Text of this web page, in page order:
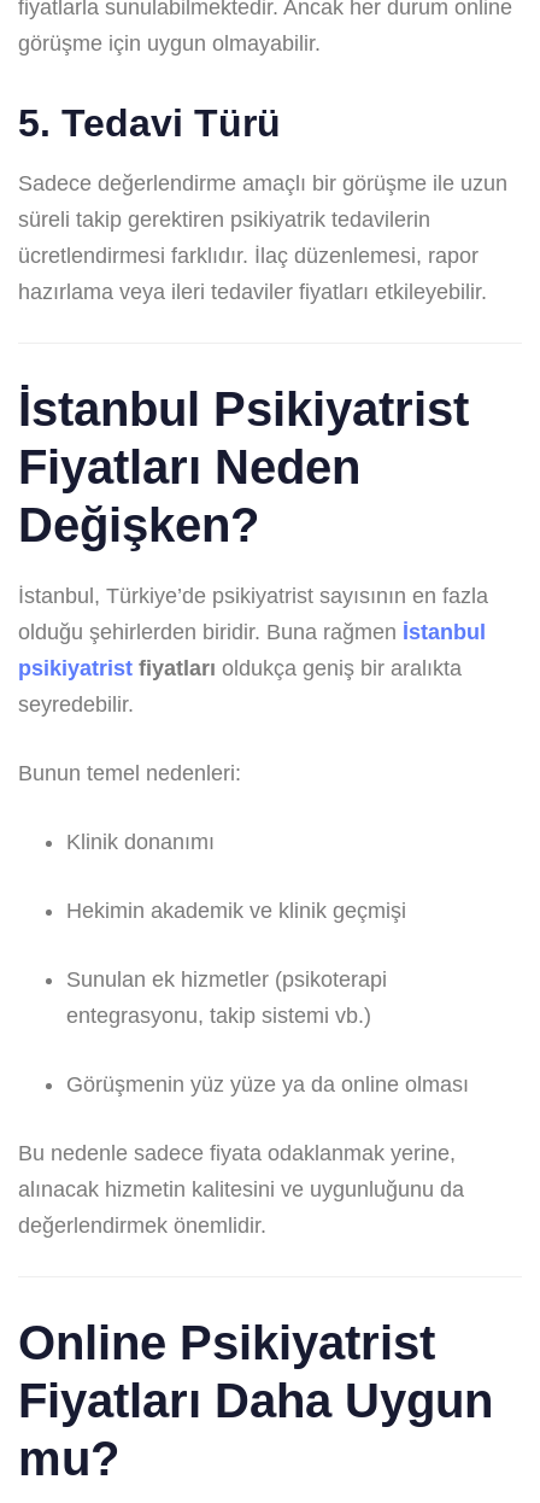
fiyatlarla sunulabilmektedir. Ancak her durum online
görüşme için uygun olmayabilir.
5. Tedavi Türü
Sadece değerlendirme amaçlı bir görüşme ile uzun
süreli takip gerektiren psikiyatrik tedavilerin
ücretlendirmesi farklıdır. İlaç düzenlemesi, rapor
hazırlama veya ileri tedaviler fiyatları etkileyebilir.
İstanbul Psikiyatrist
Fiyatları Neden
Değişken?
İstanbul, Türkiye’de psikiyatrist sayısının en fazla
olduğu şehirlerden biridir. Buna rağmen İstanbul
psikiyatrist fiyatları oldukça geniş bir aralıkta
seyredebilir.
Bunun temel nedenleri:
Klinik donanımı
Hekimin akademik ve klinik geçmişi
Sunulan ek hizmetler (psikoterapi
entegrasyonu, takip sistemi vb.)
Görüşmenin yüz yüze ya da online olması
Bu nedenle sadece fiyata odaklanmak yerine,
alınacak hizmetin kalitesini ve uygunluğunu da
değerlendirmek önemlidir.
Online Psikiyatrist
Fiyatları Daha Uygun
mu?